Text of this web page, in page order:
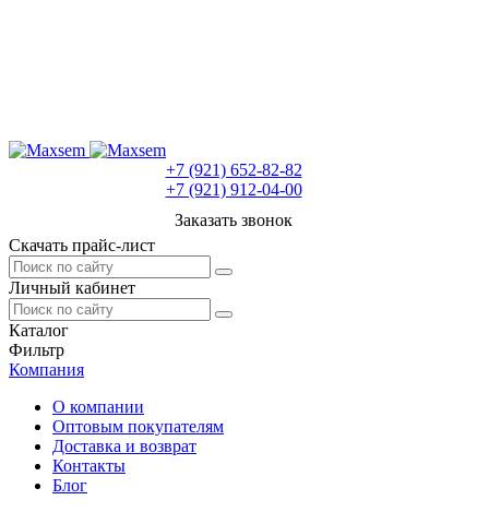
+7 (921) 652-82-82
+7 (921) 912-04-00
Заказать звонок
Скачать прайс-лист
Личный кабинет
Каталог
Фильтр
Компания
О компании
Оптовым покупателям
Доставка и возврат
Контакты
Блог